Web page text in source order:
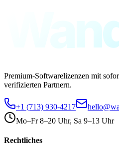
Premium-Softwarelizenzen mit
verifizierten Partnern.
+1 (713) 930-4217
Mo–Fr 8–20 Uhr, Sa 9–13 Uhr
Rechtliches